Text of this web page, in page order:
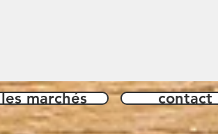
les marchés contact